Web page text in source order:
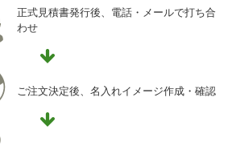
ビーコン等を用いるなどして、本人が容
法による個人情報の取得を行っており
個人情報保護方針をご覧下さい
正式見積書発行後、電話・メールで打ち合
わせ
ご注文決定後、名入れイメージ作成・確認